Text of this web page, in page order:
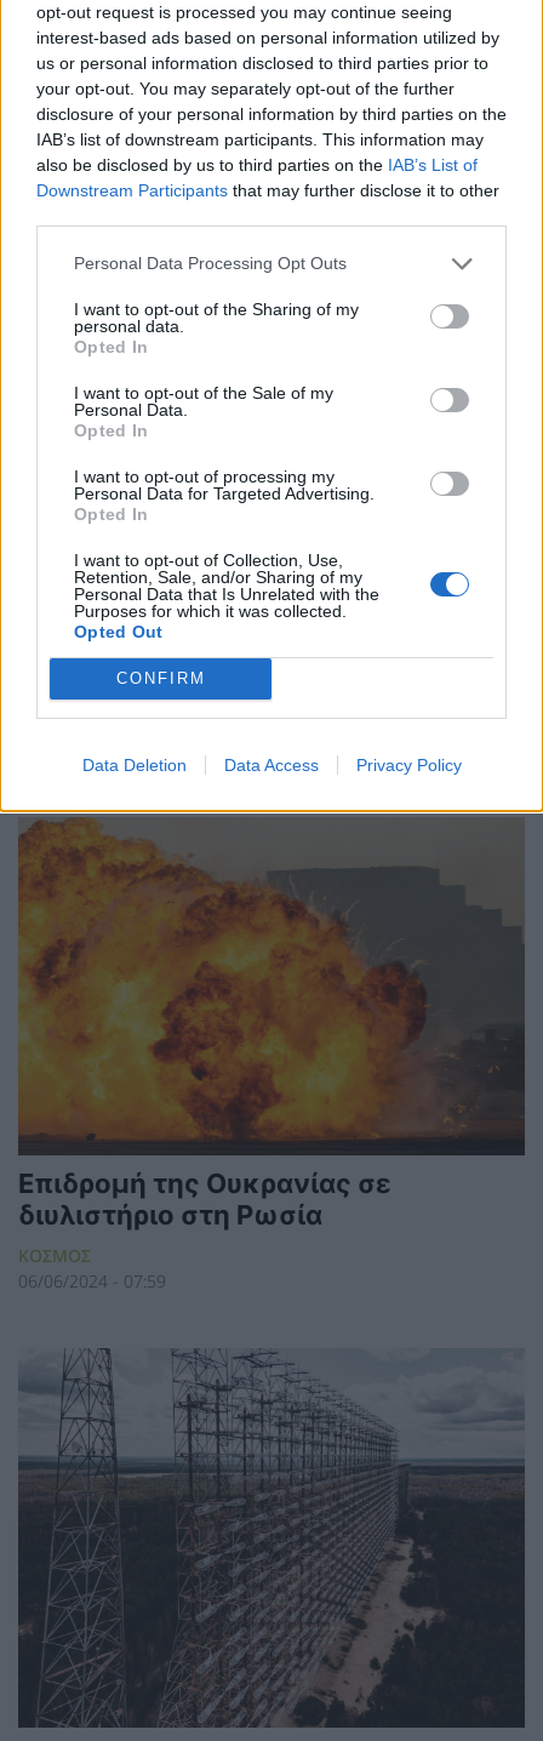
opt-out request is processed you may continue seeing
interest-based ads based on personal information utilized by
us or personal information disclosed to third parties prior to
your opt-out. You may separately opt-out of the further
disclosure of your personal information by third parties on the
IAB’s list of downstream participants. This information may
also be disclosed by us to third parties on the IAB’s List of
Downstream Participants that may further disclose it to other
Personal Data Processing Opt Outs
I want to opt-out of the Sharing of my
personal data.
Opted In
I want to opt-out of the Sale of my
Personal Data.
Opted In
I want to opt-out of processing my
Personal Data for Targeted Advertising.
Opted In
I want to opt-out of Collection, Use,
Retention, Sale, and/or Sharing of my
Personal Data that Is Unrelated with the
Purposes for which it was collected.
Opted Out
CONFIRM
Data Deletion Data Access Privacy Policy
Πυρκαγιά σε διυλιστήριο της Ρωσίας
έπειτα από επιδρομή drones της
Ουκρανίας
ΚΟΣΜΟΣ
13/08/2025 - 08:22
Διυλιστήριο-κλειδί της Λιβύης
ανέστειλε τη λειτουργία του εξαιτίας
ΚΟΣΜΟΣ
Επιδρομή της Ουκρανίας σε
διυλιστήριο στη Ρωσία
ΚΟΣΜΟΣ
06/06/2024 - 07:59